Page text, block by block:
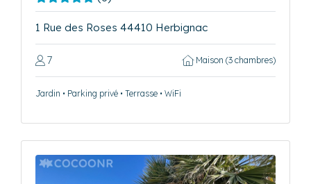
1 Rue des Roses 44410 Herbignac
7 Maison (3 chambres)
Jardin • Parking privé • Terrasse • WiFi